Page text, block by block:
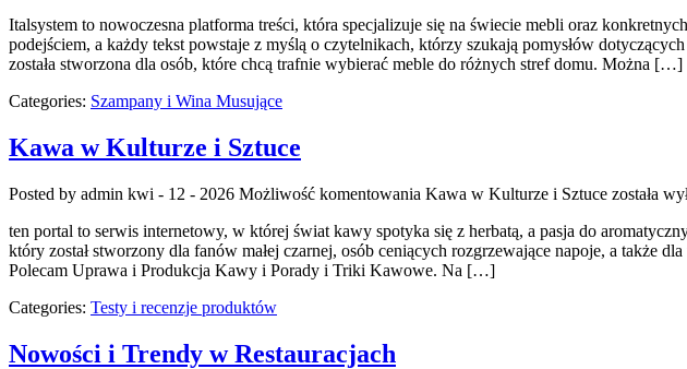
Italsystem to nowoczesna platforma treści, która specjalizuje się na świecie mebli oraz
podejściem, a każdy tekst powstaje z myślą o czytelnikach, którzy szukają pomysłów
została stworzona dla osób, które chcą trafnie wybierać meble do różnych stref domu. Można […]
Categories: Szampany i Wina Musujące
Kawa w Kulturze i Sztuce
Posted by admin kwi - 12 - 2026 Możliwość komentowania Kawa w Kulturze i Sztuce została
ten portal to serwis internetowy, w której świat kawy spotyka się z herbatą, a pasja do
który został stworzony dla fanów małej czarnej, osób ceniących rozgrzewające napoje, a także
Polecam Uprawa i Produkcja Kawy i Porady i Triki Kawowe. Na […]
Categories: Testy i recenzje produktów
Nowości i Trendy w Restauracjach